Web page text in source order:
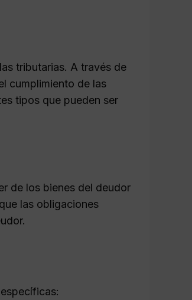
tributarias. A través de
cumplimiento de las
tipos que pueden ser
de los bienes del deudor
las obligaciones